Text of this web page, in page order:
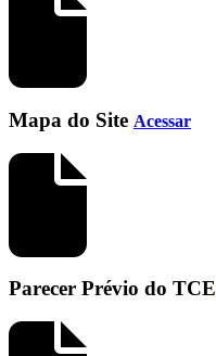
Mapa do Site Acessar
Parecer Prévio do TCE